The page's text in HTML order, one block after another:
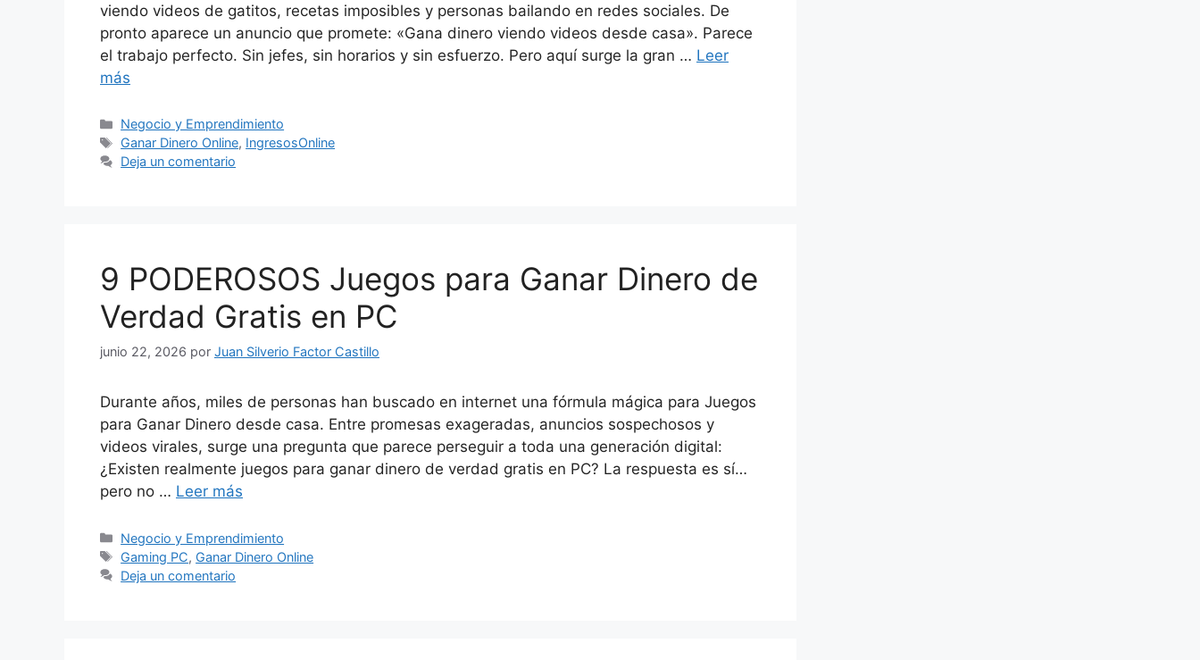
viendo videos de gatitos, recetas imposibles y personas bailando en redes sociales. De
pronto aparece un anuncio que promete: «Gana dinero viendo videos desde casa». Parece
el trabajo perfecto. Sin jefes, sin horarios y sin esfuerzo. Pero aquí surge la gran … Leer
más
Categorías
Negocio y Emprendimiento
Etiquetas
Ganar Dinero Online, IngresosOnline
Deja un comentario
9 PODEROSOS Juegos para Ganar Dinero de
Verdad Gratis en PC
junio 22, 2026 por Juan Silverio Factor Castillo
Durante años, miles de personas han buscado en internet una fórmula mágica para Juegos
para Ganar Dinero desde casa. Entre promesas exageradas, anuncios sospechosos y
videos virales, surge una pregunta que parece perseguir a toda una generación digital:
¿Existen realmente juegos para ganar dinero de verdad gratis en PC? La respuesta es sí…
pero no … Leer más
Categorías
Negocio y Emprendimiento
Etiquetas
Gaming PC, Ganar Dinero Online
Deja un comentario